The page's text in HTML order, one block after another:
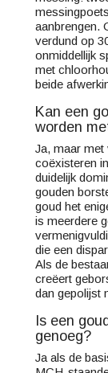
aanbrengen.
verdund op
onmiddellijk
met
beide
Kan een
worden
Ja, maar
coëxisteren
duidelijk
gouden
goud het
is meerdere
die een
Als de
creëert
dan gepolijst
Is een
genoeg?
Ja als de